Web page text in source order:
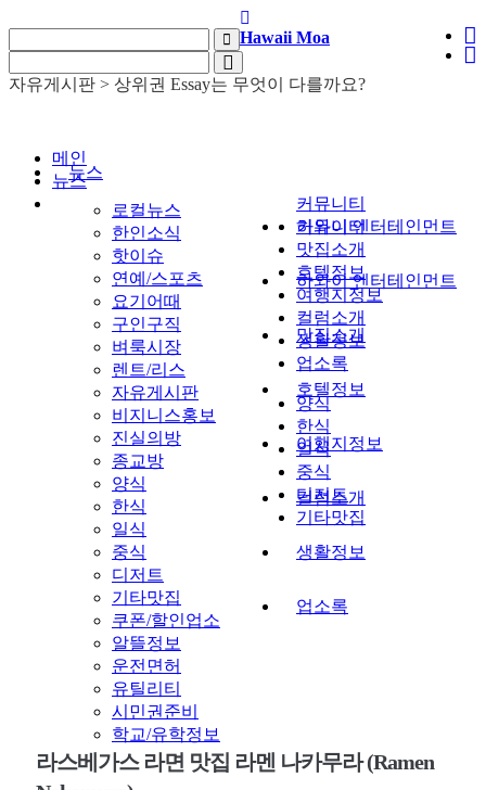
Hawaii Moa
자유게시판 > 골프치는 사람들 어떤선물 받으면 좋으세요?
자유게시판 > 상위권 Essay는 무엇이 다를까요?
자유게시판 > 학자금 보조(FAFSA)받아서 온라인으로 영어공부 하세요!
자유게시판 > 내일까지 아마존 프라임데이인데, 다들 어떤 거 사셨는지 궁금…
자유게시판 > 보통 집 렌트비는 매년 인상되나요?
자유게시판 > 골프치는 사람들 어떤선물 받으면 좋으세요?
자유게시판 > 상위권 Essay는 무엇이 다를까요?
뉴스
로컬뉴스
한인소식
핫이슈
연예/스포츠
커뮤니티
요기어때
구인구직
벼룩시장
렌트/리스
자유게시판
비지니스홍보
진실의방
종교방
하와이 엔터테인먼트
맛집소개
양식
한식
일식
중식
디저트
기타맛집
호텔정보
여행지정보
컬럼소개
생활정보
쿠폰/할인업소
알뜰정보
운전면허
유틸리티
시민권준비
학교/유학정보
업소록
메인
뉴스
커뮤니티
하와이 엔터테인먼트
맛집소개
호텔정보
여행지정보
컬럼소개
생활정보
업소록
양식
한식
일식
중식
디저트
기타맛집
라스베가스 라면 맛집 라멘 나카무라 (Ramen